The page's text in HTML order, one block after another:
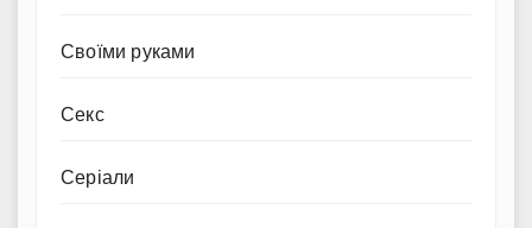
Своїми руками
Секс
Серіали